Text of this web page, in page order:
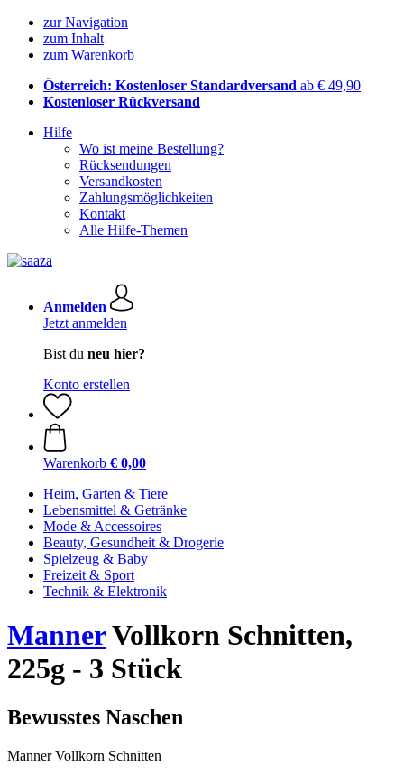
zur Navigation
zum Inhalt
zum Warenkorb
Österreich: Kostenloser Standardversand ab € 49,90
Kostenloser Rückversand
Hilfe
Wo ist meine Bestellung?
Rücksendungen
Versandkosten
Zahlungsmöglichkeiten
Kontakt
Alle Hilfe-Themen
Anmelden
Jetzt anmelden
Bist du neu hier?
Konto erstellen
Warenkorb € 0,00
Heim, Garten & Tiere
Lebensmittel & Getränke
Mode & Accessoires
Beauty, Gesundheit & Drogerie
Spielzeug & Baby
Freizeit & Sport
Technik & Elektronik
MannerVollkorn Schnitten,
225g - 3 Stück
Bewusstes Naschen
Manner Vollkorn Schnitten